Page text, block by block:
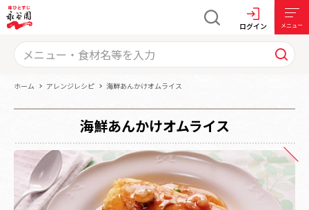
ログイン メニュー
ホーム アレンジレシピ 海鮮あんかけオムライス
海鮮あんかけオムライス